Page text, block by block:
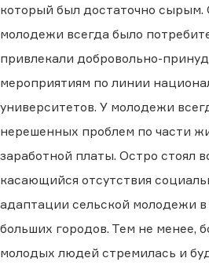
который был достаточно сырым.
молодежи всегда было
привлекали добровольно-
мероприятиям по линии
университетов. У молодежи
нерешенных проблем по части
заработной платы. Остро стоял
касающийся отсутствия
адаптации сельской молодежи в
больших городов. Тем не менее,
молодых людей стремилась и